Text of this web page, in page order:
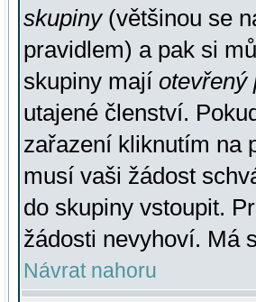
skupiny(většinou se
pravidlem) a pak si
skupiny mají otevřený
utajené členství.
zařazení kliknutím na
musí vaši žádost
do skupiny vstoupit.
žádosti nevyhoví. Má
Návrat nahoru